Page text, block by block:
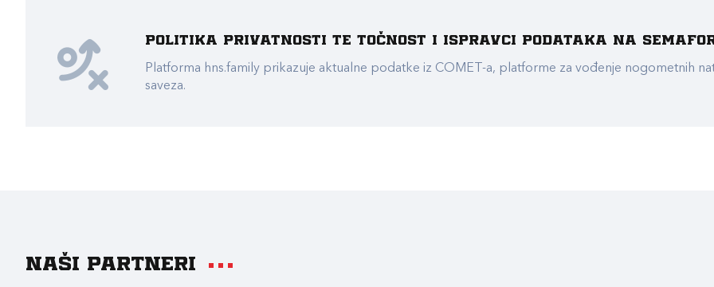
Politika privatnosti te točnost i ispravci podataka na
Platforma hns.family prikazuje aktualne podatke iz COMET-a, platforme za vođenje nogometnih
saveza.
Naši partneri